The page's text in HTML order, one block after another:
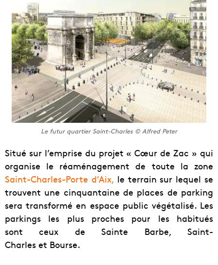
Le futur quartier Saint-Charles © Alfred Peter
Situé sur l’emprise du projet « Cœur de Zac » qui
organise le réaménagement de toute la zone
Saint-Charles-Porte d’Aix, le terrain sur lequel se
trouvent une cinquantaine de places de parking
sera transformé en espace public végétalisé. Les
parkings les plus proches pour les habitués
sont ceux de Sainte Barbe, Saint-
Charles et Bourse.